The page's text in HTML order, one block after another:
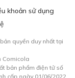
khoản sử dụng
quyền duy nhất tại
Comicola
bản phẩm điện tử số
cấp ngày 01/06/2022